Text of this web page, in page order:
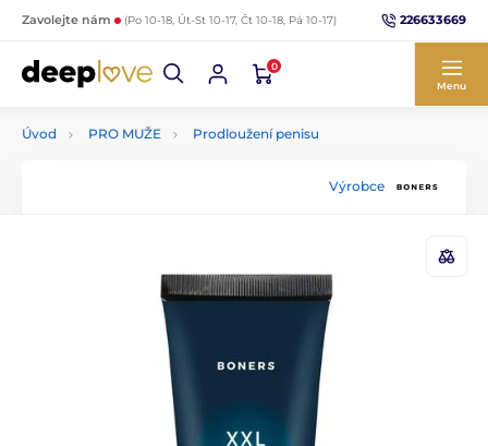
Zavolejte nám (Po 10-18, Út-St 10-17, Čt 10-18, Pá 10-17) 226633669
0
Menu
Úvod PRO MUŽE Prodloužení penisu
Výrobce